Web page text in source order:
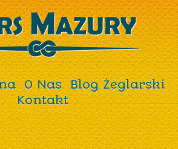
O Nas
Blog Żeglarski
Kontakt